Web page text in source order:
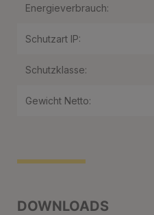
DOWNLOADS
Energieverbrauch:
Schutzart IP:
Schutzklasse:
Gewicht Netto: